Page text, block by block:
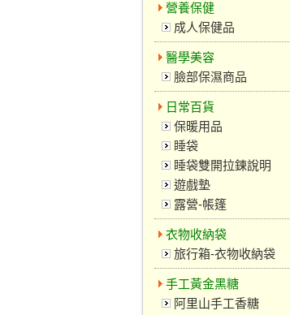
營養保健
成人保健品
醫學美容
臉部保濕商品
日常百貨
保暖用品
睡袋
睡袋雙開拉鍊說明
遊戲墊
露營-帳篷
衣物收納袋
旅行箱-衣物收納袋
手工黃金黑糖
阿里山手工香糖